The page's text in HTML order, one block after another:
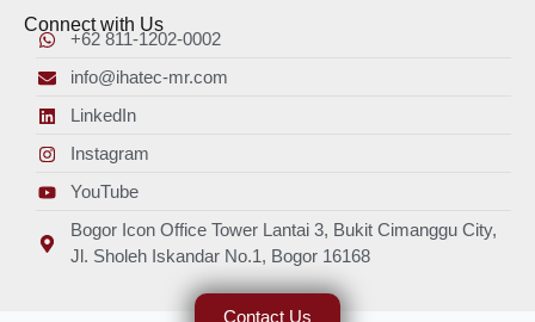
Contact Us
Connect with Us
+62 811-1202-0002
info@ihatec-mr.com
LinkedIn
Instagram
YouTube
Bogor Icon Office Tower Lantai 3, Bukit Cimanggu City,
Jl. Sholeh Iskandar No.1, Bogor 16168